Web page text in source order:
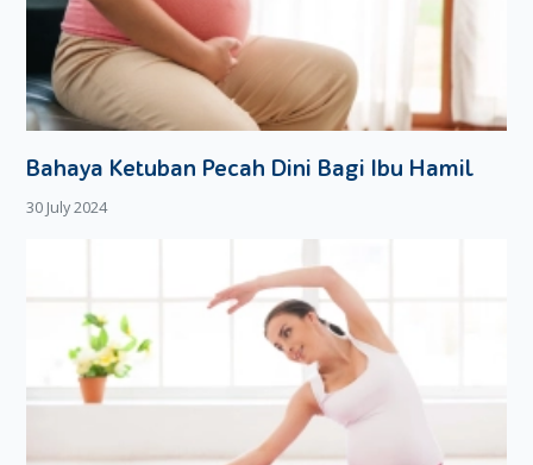
Bahaya Ketuban Pecah Dini Bagi Ibu Hamil
30 July 2024